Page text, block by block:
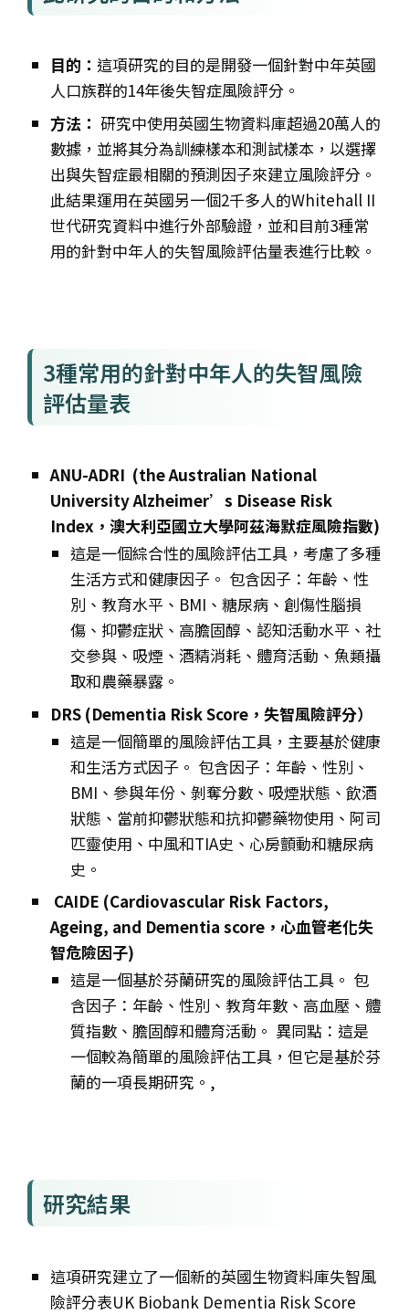
目的： 這項研究的目的是開發一個針對中年英國
人口族群的14年後失智症風險評分。
方法： 研究中使用英國生物資料庫超過20萬人的
數據，並將其分為訓練樣本和測試樣本，以選擇
出與失智症最相關的預測因子來建立風險評分。
此結果運用在英國另一個2千多人的Whitehall II
世代研究資料中進行外部驗證，並和目前3種常
用的針對中年人的失智風險評估量表進行比較。
3種常用的針對中年人的失智風險
評估量表
ANU-ADRI (the Australian National
University Alzheimer’s Disease Risk
Index， 澳大利亞國立大學阿茲海默症風險指數)
這是一個綜合性的風險評估工具，考慮了多種
生活方式和健康因子。 包含因子：年齡、性
別、教育水平、BMI、糖尿病、創傷性腦損
傷、抑鬱症狀、高膽固醇、認知活動水平、社
交參與、吸煙、酒精消耗、體育活動、魚類攝
取和農藥暴露。
DRS (Dementia Risk Score，失智風險評分）
這是一個簡單的風險評估工具，主要基於健康
和生活方式因子。 包含因子：年齡、性別、
BMI、參與年份、剝奪分數、吸煙狀態、飲酒
狀態、當前抑鬱狀態和抗抑鬱藥物使用、阿司
匹靈使用、中風和TIA史、心房顫動和糖尿病
史。
CAIDE (Cardiovascular Risk Factors,
Ageing, and Dementia score，心血管老化失
智危險因子)
這是一個基於芬蘭研究的風險評估工具。 包
含因子：年齡、性別、教育年數、高血壓、體
質指數、膽固醇和體育活動。 異同點：這是
一個較為簡單的風險評估工具，但它是基於芬
蘭的一項長期研究。,
研究結果
這項研究建立了一個新的英國生物資料庫失智風
險評分表UK Biobank Dementia Risk Score